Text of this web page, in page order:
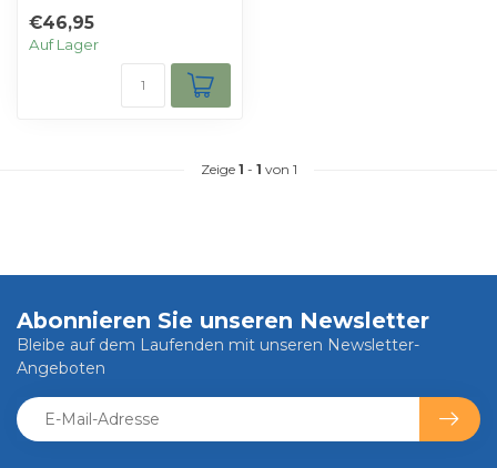
wie die ...
€46,95
Auf Lager
Zeige 1 - 1 von 1
Abonnieren Sie unseren Newsletter
Bleibe auf dem Laufenden mit unseren Newsletter-
Angeboten